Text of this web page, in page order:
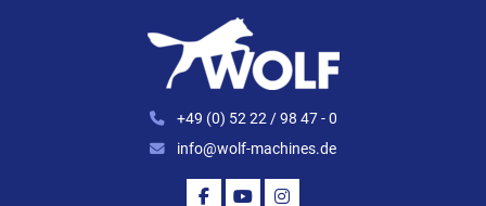
+49 (0) 52 22 / 98 47 - 0
info@wolf-machines.de